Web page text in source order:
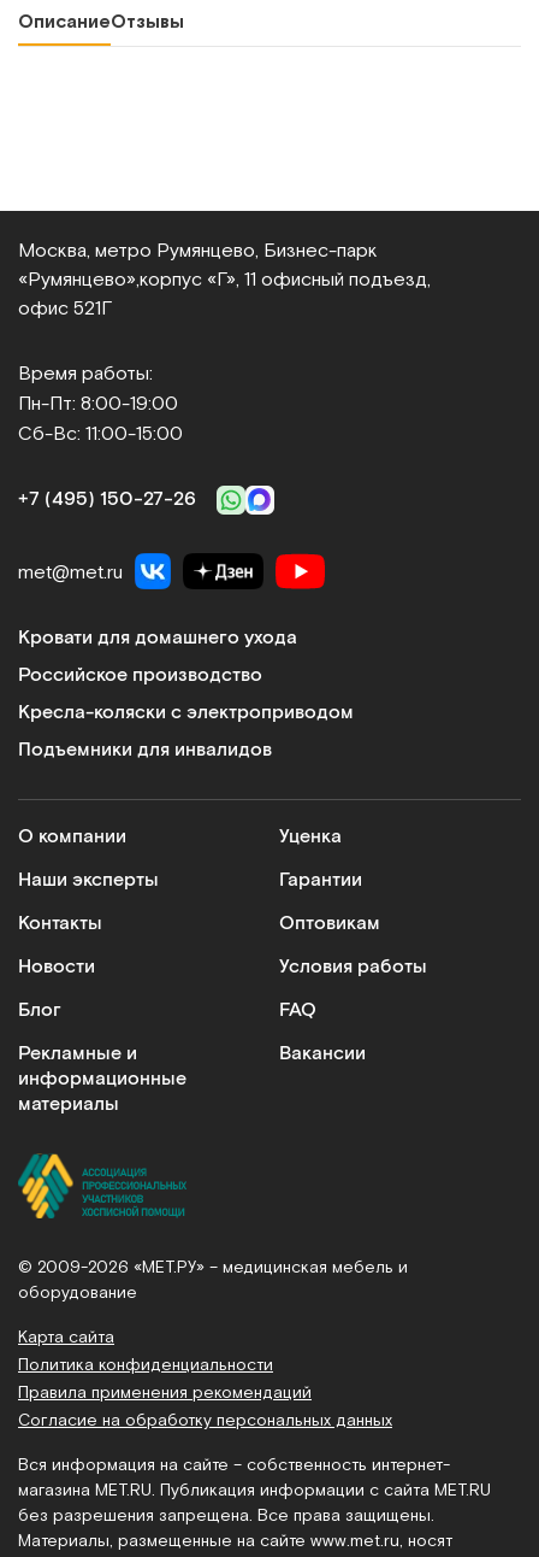
ОписаниеОтзывы
Москва, метро Румянцево, Бизнес‑парк
«Румянцево», корпус «Г», 11 офисный подъезд,
офис 521Г
Время работы:
Пн-Пт: 8:00-19:00
Сб-Вс: 11:00-15:00
+7 (495) 150‑27‑26
met@met.ru
Кровати для домашнего ухода
Российское производство
Кресла-коляски с электроприводом
Подъемники для инвалидов
О компании
Наши эксперты
Контакты
Новости
Блог
Рекламные и
информационные
материалы
Уценка
Гарантии
Оптовикам
Условия работы
FAQ
Вакансии
© 2009-2026 «МЕТ.РУ» – медицинская мебель и
оборудование
Карта сайта
Политика конфиденциальности
Правила применения рекомендаций
Согласие на обработку персональных данных
Вся информация на сайте – собственность интернет-
магазина MET.RU. Публикация информации с сайта MET.RU
без разрешения запрещена. Все права защищены.
Материалы, размещенные на сайте www.met.ru , носят